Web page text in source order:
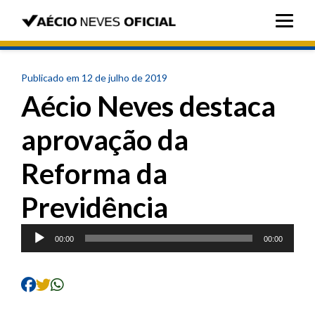
Publicado em 12 de julho de 2019
Aécio Neves destaca
aprovação da
Reforma da
Previdência
Tocador
de
00:00 00:00